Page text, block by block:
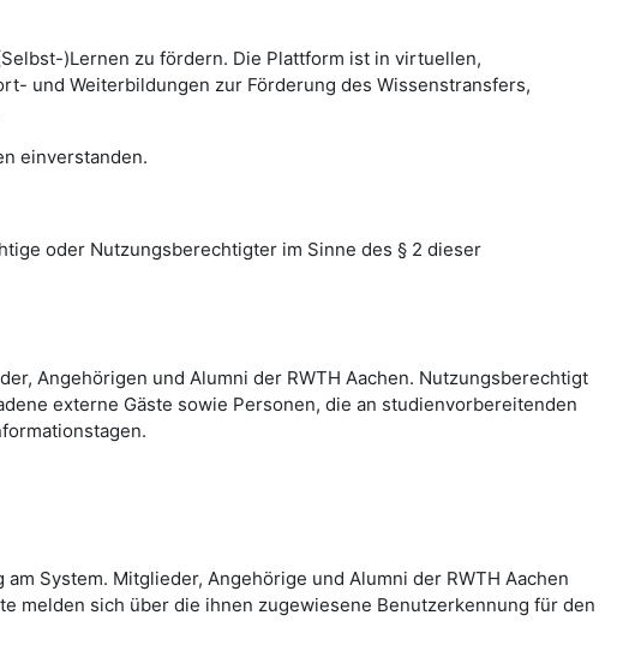
)Lernen zu fördern. Die Plattform ist in virtuellen,
und Weiterbildungen zur Förderung des Wissenstransfers,
einverstanden.
oder Nutzungsberechtigter im Sinne des § 2 dieser
Angehörigen und Alumni der RWTH Aachen. Nutzungsberechtigt
externe Gäste sowie Personen, die an studienvorbereitenden
System. Mitglieder, Angehörige und Alumni der RWTH Aachen
melden sich über die ihnen zugewiesene Benutzerkennung für den